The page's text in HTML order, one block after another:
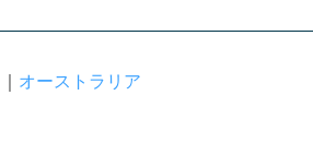
オーストラリア